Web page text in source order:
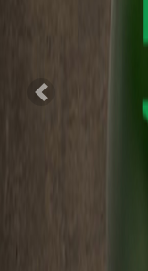
Previous